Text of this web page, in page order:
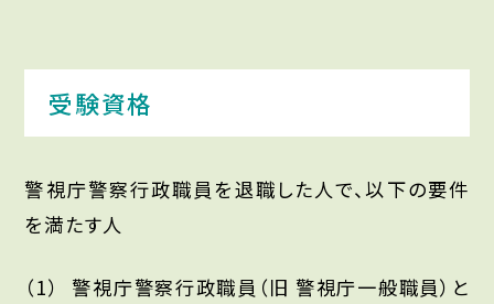
受験資格
警視庁警察行政職員を退職した人で、以下の要件
を満たす人
警視庁警察行政職員（旧 警視庁一般職員）と